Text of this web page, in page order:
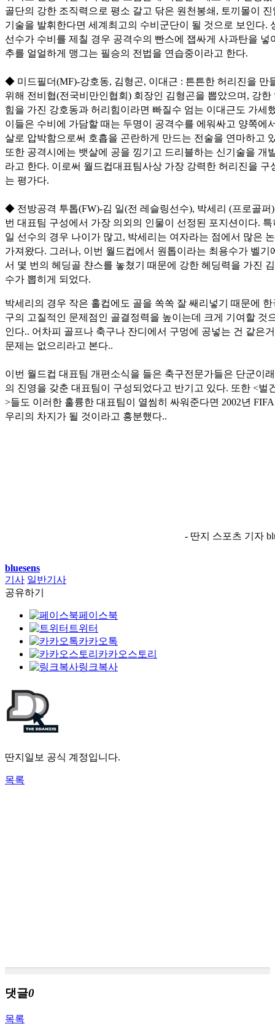
골단의 강한 조직력으로 평소 갈고 닦은 원천봉쇄, 토끼몰이 진
기술을 발휘한다면 세계최고의 수비군단이 될 것으로 보인다.
선수가 수비를 제칠 경우 공격수의 빤스에 잽싸게 사과탄을 넣
추를 얼얼하게 맹그는 필승의 전법을 연습중이라고 한다.
◆ 미드필더(MF)-강호동, 김형곤, 이대근 : 튼튼한 허리진을 만
위해 전비협(전국비만인협회) 회장인 김형곤을 뽑았으며, 강한
힘을 가진 강호동과 허리힘이라면 빠질수 엄는 이대근도 가세
이들은 수비에 가담할 때는 두명이 공격수를 에워싸고 양쪽에
살로 압박함으로써 호흡을 곤란하게 만드는 전술을 연마하고
또한 공격시에는 뱃살에 공을 낑기고 드리블하는 신기술을 개
라고 한다. 이로써 월드컵대표팀사상 가장 강력한 허리진을 구
는 평가다.
◆ 전방공격 투톱(FW)-김 일(전 레슬링선수), 박세리 (프로골퍼
번 대표팀 구성에서 가장 의외의 인물이 선정된 포지션이다. 특
일 선수의 경우 나이가 많고, 박세리는 여자라는 점에서 많은
가져왔다. 그러나, 이번 월드컵에서 원톱이라는 최용수가 벨기
서 몇 번의 헤딩골 챤스를 놓쳤기 때문에 강한 헤딩력을 가진
수가 뽑히게 되었다.
박세리의 경우 작은 홀컵에도 골을 쏙쏙 잘 쌔리넣기 때문에 한
구의 고질적인 문제점인 골결정력을 높이는데 크게 기여할 것
인다.. 어차피 골프나 축구나 잔디에서 구멍에 공넣는 건 같은
문제는 없으리라고 본다..
이번 월드컵 대표팀 개편소식을 들은 축구전문가들은 단군이
의 진영을 갖춘 대표팀이 구성되었다고 반기고 있다. 또한 <벌
>들도 이러한 훌륭한 대표팀이 열씸히 싸워준다면 2002년
우리의 차지가 될 것이라고 흥분했다..
- 딴지 스포츠 기자
bluesens
기사 일반기사
공유하기
페이스북
트위터
카카오톡
카카오스토리
링크복사
딴지일보 공식 계정입니다.
목록
댓글0
목록